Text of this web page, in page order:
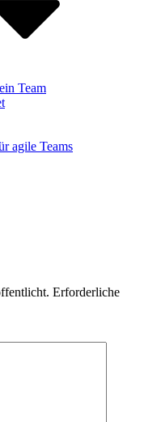
Team
agile Teams
Erforderliche